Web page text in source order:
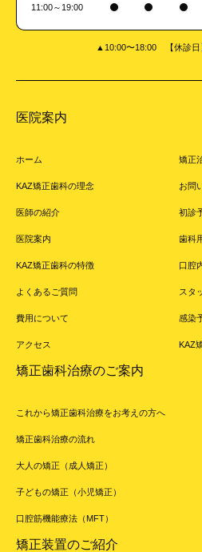
11:00～19:00
▲10:00〜18:00 【休診日
医院案内
ホーム
KAZ矯正歯科の理念
医師の紹介
医院案内
KAZ矯正歯科の特徴
よくあるご質問
費用について
アクセス
矯正
お問
初診
歯科
口腔
スタ
感染
KAZ
矯正歯科治療のご案内
これから矯正歯科治療をお考えの方へ
矯正歯科治療の流れ
大人の矯正（成人矯正）
子どもの矯正（小児矯正）
口腔筋機能療法（MFT）
矯正装置のご紹介